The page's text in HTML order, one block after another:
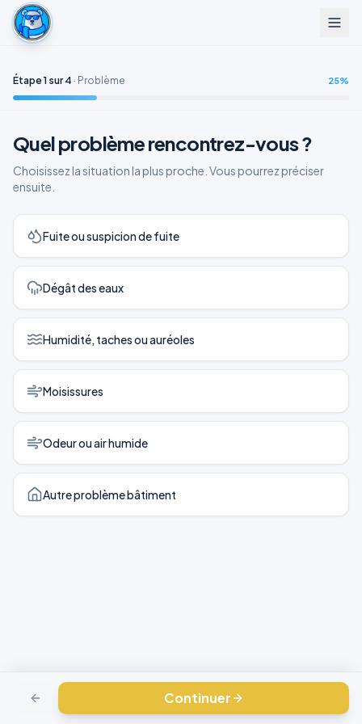
Étape1 sur4 · Problème 25%
Quel problème rencontrez-vous ?
Choisissez la situation la plus proche. Vous pourrez préciser
ensuite.
Fuite ou suspicion de fuite
Dégât des eaux
Humidité, taches ou auréoles
Moisissures
Odeur ou air humide
Autre problème bâtiment
Continuer